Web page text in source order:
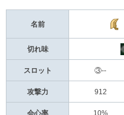
名前
切れ味
スロット ③--
攻撃力 912
会心率 10%